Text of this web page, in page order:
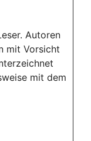
Autoren
mit Vorsicht
mit dem